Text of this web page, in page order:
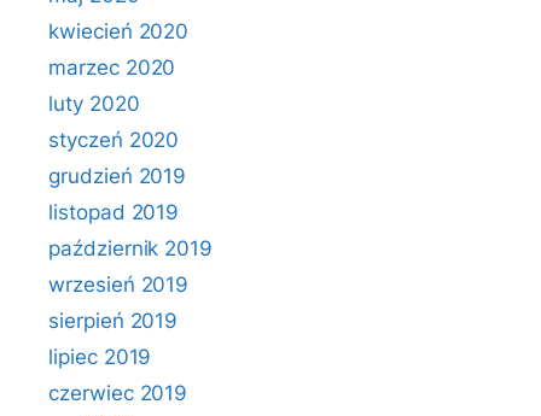
kwiecień 2020
marzec 2020
luty 2020
styczeń 2020
grudzień 2019
listopad 2019
październik 2019
wrzesień 2019
sierpień 2019
lipiec 2019
czerwiec 2019